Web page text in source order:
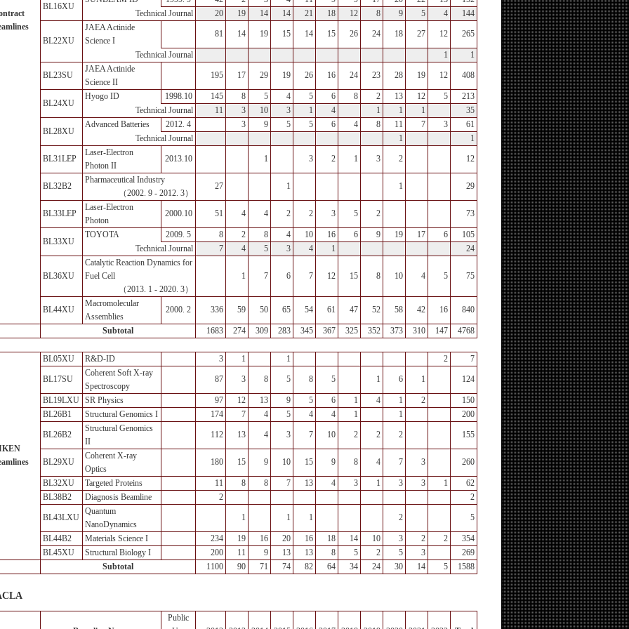
BL16XU
Technical Journal 20 19 14 14 21 18 12 8 9 5 4 144
BL22XU
JAEA Actinide
Science I
81 14 19 15 14 15 26 24 18 27 12 265
Technical Journal 1 1
BL23SU
JAEA Actinide
Science II
195 17 29 19 26 16 24 23 28 19 12 408
BL24XU
Hyogo ID 1998.10 145 8 5 4 5 6 8 2 13 12 5 213
Technical Journal 11 3 10 3 1 4 1 1 1 35
BL28XU
Advanced Batteries 2012. 4 3 9 5 5 6 4 8 11 7 3 61
Technical Journal 1 1
BL31LEP
Laser-Electron
Photon II
2013.10 1 3 2 1 3 2 12
BL32B2
Pharmaceutical Industry
（2002. 9 - 2012. 3）
27 1 1 29
BL33LEP
Laser-Electron
Photon
2000.10 51 4 4 2 2 3 5 2 73
BL33XU
TOYOTA 2009. 5 8 2 8 4 10 16 6 9 19 17 6 105
Technical Journal 7 4 5 3 4 1 24
BL36XU
Catalytic Reaction Dynamics for
Fuel Cell
（2013. 1 - 2020. 3）
1 7 6 7 12 15 8 10 4 5 75
BL44XU
Macromolecular
Assemblies
2000. 2 336 59 50 65 54 61 47 52 58 42 16 840
Subtotal 1683 274 309 283 345 367 325 352 373 310 147 4768
BL05XU R&D-ID 3 1 1 2 7
BL17SU
Coherent Soft X-ray
Spectroscopy
87 3 8 5 8 5 1 6 1 124
BL19LXU SR Physics 97 12 13 9 5 6 1 4 1 2
150
BL26B1
Structural Genomics I 174 7 4 5 4 4 1 1 200
BL26B2
Structural Genomics
II
112 13 4 3 7 10 2 2 2 155
BL29XU
Coherent X-ray
Optics
180 15 9 10 15 9 8 4 7 3 260
BL32XU Targeted Proteins 11 8 8 7 13 4 3 1 3 3 1
62
BL38B2
Diagnosis Beamline 2 2
BL43LXU
Quantum
NanoDynamics
1 1 1 2 5
BL44B2 Materials Science I 234 19 16 20 16 18 14 10 3 2 2
354
BL45XU
Structural Biology I 200 11 9 13 13 8 5 2 5 3
269
Subtotal
1100 90 71 74 82 64 34 24 30 14 5 1588
Public